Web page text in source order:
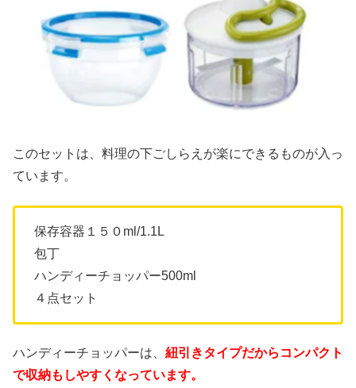
このセットは、料理の下ごしらえが楽にできるものが入っ
ています。
保存容器１５０ml/1.1L
包丁
ハンディーチョッパー500ml
４点セット
ハンディーチョッパーは、 紐引きタイプだからコンパクト
で収納もしやすくなっています。